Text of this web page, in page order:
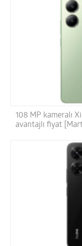
108 MP kameralı
avantajlı fiyat